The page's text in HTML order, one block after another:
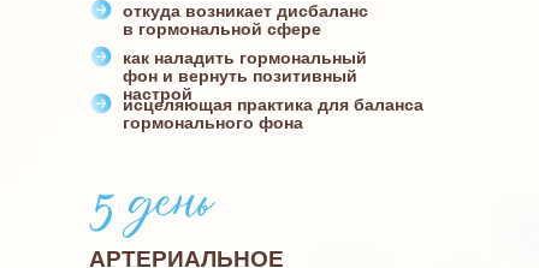
откуда возникает дисбаланс
в гормональной сфере
как наладить гормональный
фон и вернуть позитивный
настрой
исцеляющая практика для баланса
гормонального фона
АРТЕРИАЛЬНОЕ